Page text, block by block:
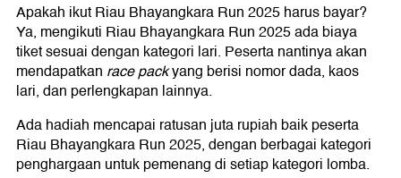
Apakah ikut Riau Bhayangkara Run 2025 harus bayar?
Ya, mengikuti Riau Bhayangkara Run 2025 ada biaya
tiket sesuai dengan kategori lari. Peserta nantinya akan
mendapatkan race packyang berisi nomor dada, kaos
lari, dan perlengkapan lainnya.
Ada hadiah mencapai ratusan juta rupiah baik peserta
Riau Bhayangkara Run 2025, dengan berbagai kategori
penghargaan untuk pemenang di setiap kategori lomba.